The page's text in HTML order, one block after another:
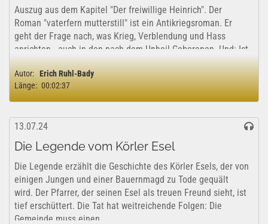
Auszug aus dem Kapitel "Der freiwillige Heinrich". Der
Roman "vaterfern mutterstill" ist ein Antikriegsroman. Er
geht der Frage nach, was Krieg, Verblendung und Hass
anrichten - auch in den nach dem Unheil Geborenen. Und: Ist
Umkehr möglich? Am Ende auch...
Autor: Erich Ruhl-Bady
Länge: 00:02:37
13.07.24
Die Legende vom Körler Esel
Die Legende erzählt die Geschichte des Körler Esels, der von
einigen Jungen und einer Bauernmagd zu Tode gequält
wird. Der Pfarrer, der seinen Esel als treuen Freund sieht, ist
tief erschüttert. Die Tat hat weitreichende Folgen: Die
Gemeinde muss einen...